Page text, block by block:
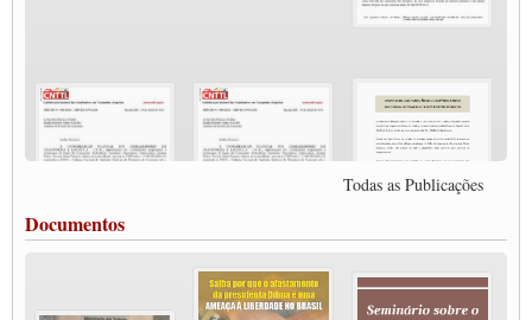
MODAL-LIVE#8 - Lideranças sindicais da CNTTL, CGTB e dos caminhoneiros
O PAPEL DA ITF E FUTAC NAS LUTAS, EMPREGO, DIREITOS EM
ESCALA GLOBAL E DA DEFESA DA VIDA
Modal-Live #6: Com participação especial do professor da Unisinos e Doutor em
Ciências da Comunicação da USP, Rafael Grohmann, que coordena uma pesquisa
MODAL-LIVE #5 IMPACTOS DA COVID-19 NO TRABALHO VIÁRIO
(15/06/2020)
MODAL-LIVE #4 A privatização da gestão portuária e a Pandemia (9/06/2020)
Todas as Publicações
Documentos